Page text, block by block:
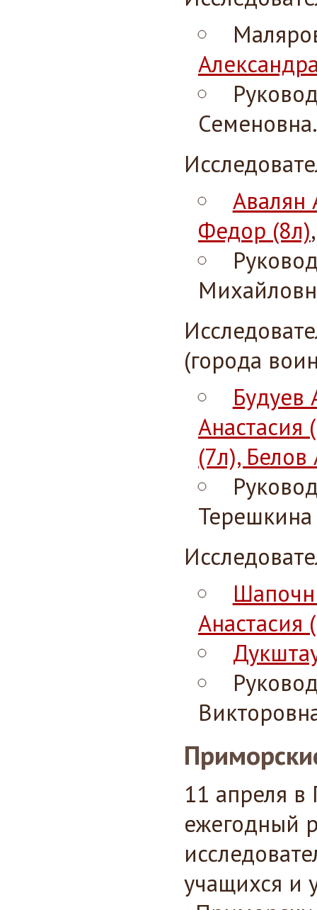
Семеновна.
Авалян
Федор (8л)
(города
Будуев
Анастасия
(7л), Белов
Анастасия
11 апреля
ежегодный
учащихся и